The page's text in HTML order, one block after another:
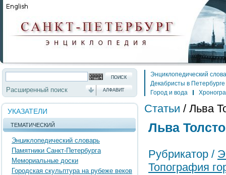
Расширенный поиск АЛФАВИТ
УКАЗАТЕЛИ
ТЕМАТИЧЕСКИЙ
Энциклопедический словарь
Памятники Санкт-Петербурга
Мемориальные доски
Городская скульптура на рубеже веков
Энциклопедический
Декабристы в Петербурге
Город и вода
Статьи / Льва
Льва
Рубрикатор /
Топография